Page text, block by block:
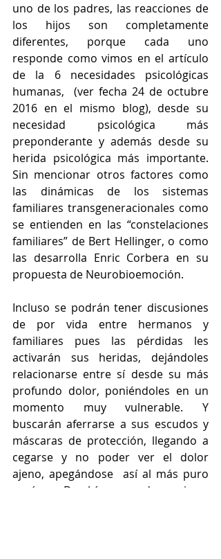
uno de los padres, las reacciones de
los hijos son completamente
diferentes, porque cada uno
responde como vimos en el artículo
de la 6 necesidades psicológicas
humanas,  (ver fecha 24 de octubre
2016 en el mismo blog), desde su
necesidad psicológica más
preponderante y además desde su
herida psicológica más importante.
Sin mencionar otros factores como
las dinámicas de los sistemas
familiares transgeneracionales como
se entienden en las “constelaciones
familiares” de Bert Hellinger, o como
las desarrolla Enric Corbera en su
propuesta de Neurobioemoción.
Incluso se podrán tener discusiones
de por vida entre hermanos y
familiares pues las pérdidas les
activarán sus heridas, dejándoles
relacionarse entre sí desde su más
profundo dolor, poniéndoles en un
momento muy vulnerable. Y
buscarán aferrarse a sus escudos y
máscaras de protección, llegando a
cegarse y no poder ver el dolor
ajeno, apegándose  así al más puro
egoísmo. De ahí que puede surgir un